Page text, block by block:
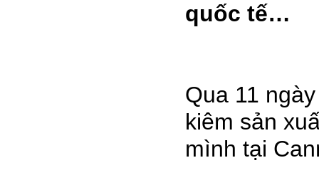
quốc tế…
Qua 11
kiêm sản
mình tại